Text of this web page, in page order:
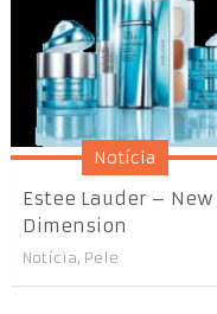
Notícia
Estee Lauder – New
Dimension
Notícia, Pele